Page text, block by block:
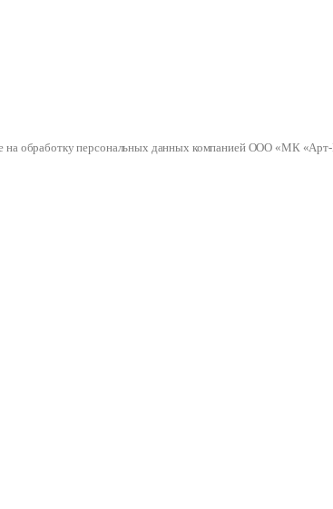
на обработку персональных данных компанией ООО «МК